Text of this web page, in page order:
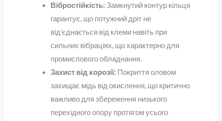
Вібростійкість: Замкнутий контур кільця
гарантує, що потужний дріт не
від’єднається від клеми навіть при
сильних вібраціях, що характерно для
промислового обладнання.
Захист від корозії: Покриття оловом
захищає мідь від окислення, що критично
важливо для збереження низького
перехідного опору протягом усього